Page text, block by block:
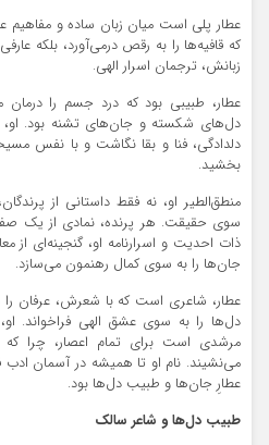
عطار پلی است میان زبان ساده و مفاهیم
که قافیه‌ها را به رقص درمی‌آورد، بلکه
زبانش، ترجمان اسرار الهی.
عطار، طبیبی بود که درد جسم را درمان
دل‌های شکسته و جان‌های تشنه بود. او،
دلدادگی، فنا و بقا نگاشت و با نفس
بخشید.
منطق‌الطیر او، نه فقط داستانی از
سوی حقیقت. هر پرنده، نمادی از یک
ذات احدیت و اسرارنامه او، گنجینه‌ای از
جان‌ها را به سوی کمال رهنمون می‌سازد.
عطار، شاعری است که با شعرش، عرفان را
دل‌ها را به سوی عشق الهی فراخواند.
مرشدی است برای تمام اعصار، چرا
می‌نشیند. نام او تا همیشه در آسمان
عطارِ جان‌ها و طبیب دل‌ها بود.
طبیب دل‌ها و شاعر سالک